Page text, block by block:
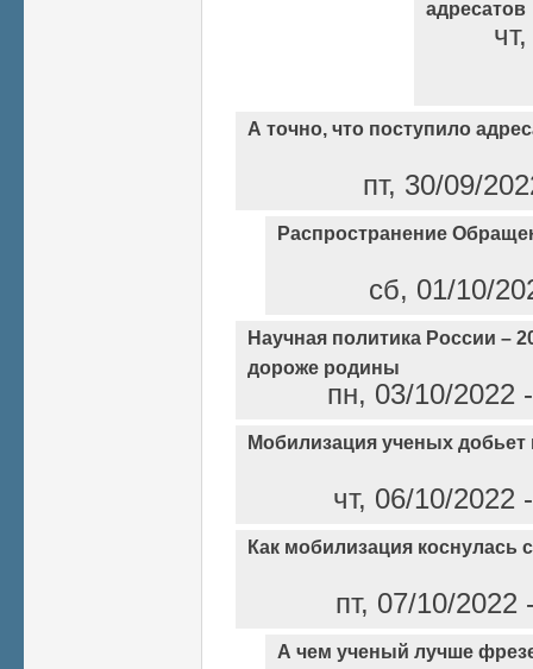
адресатов
А точно, что поступило
пт, 30/09/
Распространение
сб, 01/10/
Научная политика России –
дороже родины
пн, 03/10/
Мобилизация ученых добьет
чт, 06/10/
Как мобилизация коснулась
пт, 07/10/
А чем ученый лучше